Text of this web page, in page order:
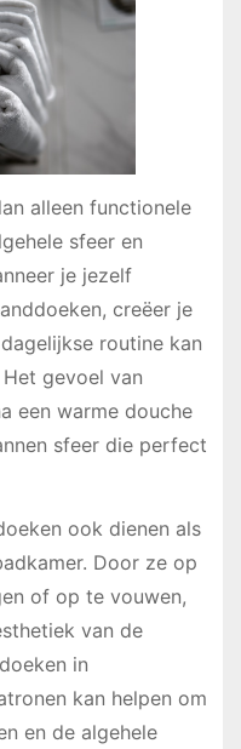
alleen functionele
sfeer en
je jezelf
creëer je
routine kan
gevoel van
een warme douche
sfeer die perfect
ook dienen als
Door ze op
of op te vouwen,
van de
in
kan helpen om
en de algehele